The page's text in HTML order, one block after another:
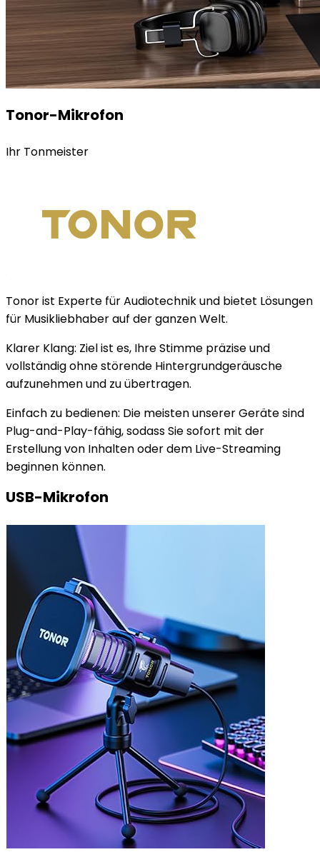
Tonor-Mikrofon
Ihr Tonmeister
Tonor ist Experte für Audiotechnik und bietet Lösungen
für Musikliebhaber auf der ganzen Welt.
Klarer Klang: Ziel ist es, Ihre Stimme präzise und
vollständig ohne störende Hintergrundgeräusche
aufzunehmen und zu übertragen.
Einfach zu bedienen: Die meisten unserer Geräte sind
Plug-and-Play-fähig, sodass Sie sofort mit der
Erstellung von Inhalten oder dem Live-Streaming
beginnen können.
USB-Mikrofon